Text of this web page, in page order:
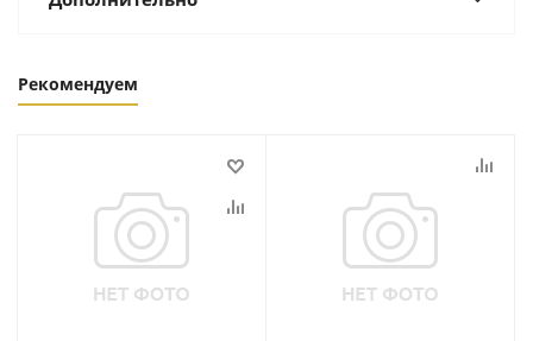
Рекомендуем